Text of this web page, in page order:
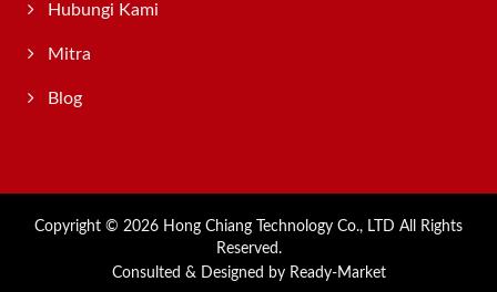
Hubungi Kami
Mitra
Blog
Copyright © 2026 Hong Chiang Technology Co., LTD All Rights
Reserved.
Consulted & Designed by Ready-Market